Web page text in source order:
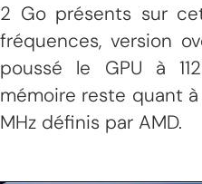
2 Go présents sur
fréquences, version
poussé le GPU à
mémoire reste quant
MHz définis par AMD.